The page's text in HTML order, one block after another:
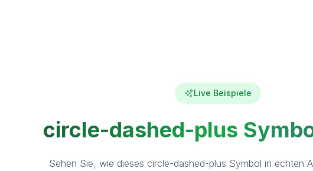
Live Beispiele
circle-dashed-plus
Sehen Sie, wie dieses circle-dashed-plus Symbol in echten